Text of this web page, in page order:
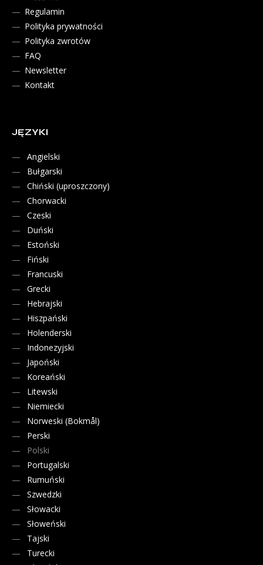
Regulamin
Polityka prywatności
Polityka zwrotów
FAQ
Newsletter
Kontakt
JĘZYKI
Angielski
Bułgarski
Chiński (uproszczony)
Chorwacki
Czeski
Duński
Estoński
Fiński
Francuski
Grecki
Hebrajski
Hiszpański
Holenderski
Indonezyjski
Japoński
Koreański
Litewski
Niemiecki
Norweski (Bokmål)
Perski
Polski
Portugalski
Rumuński
Szwedzki
Słowacki
Słoweński
Tajski
Turecki